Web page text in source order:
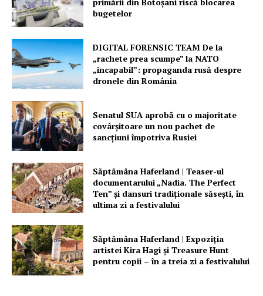
bugetelor
DIGITAL FORENSIC TEAM De la
„rachete prea scumpe” la NATO
„incapabil”: propaganda rusă despre
dronele din România
Senatul SUA aprobă cu o majoritate
covârșitoare un nou pachet de
sancțiuni împotriva Rusiei
Săptămâna Haferland | Teaser-ul
documentarului „Nadia. The Perfect
Ten” şi dansuri tradiţionale săseşti, în
ultima zi a festivalului
Săptămâna Haferland | Expoziţia
artistei Kira Hagi şi Treasure Hunt
pentru copii – în a treia zi a festivalului